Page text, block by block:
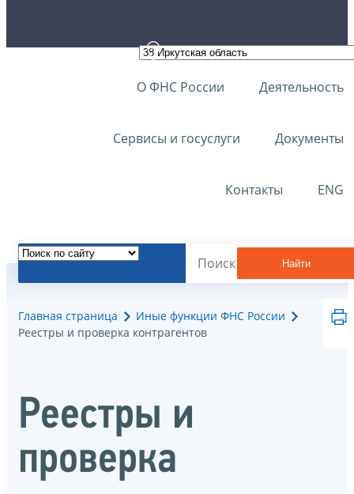
О ФНС России Деятельность
Сервисы и госуслуги Документы
Контакты ENG
Найти
Главная страница
Иные функции ФНС России
Реестры и проверка контрагентов
Реестры и
проверка